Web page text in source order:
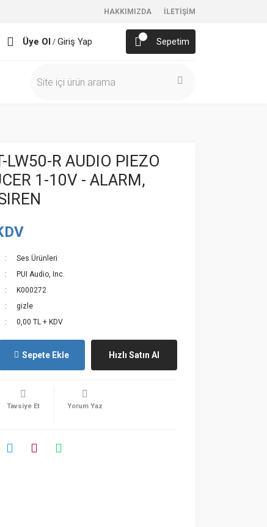
HAKKIMIZDA İLETİŞİM
Üye Ol / Giriş Yap Sepetim
LW50-R AUDIO PIEZO
1-10V - ALARM,
Ses Ürünleri
PUI Audio, Inc.
K000272
gizle
0,00 TL + KDV
Sepete Ekle Hızlı Satın Al
Tavsiye Et Yorum Yaz